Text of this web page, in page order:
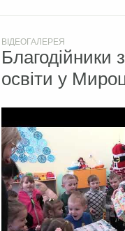
ВІДЕОГАЛЕРЕЯ
Благодійники
освіти у